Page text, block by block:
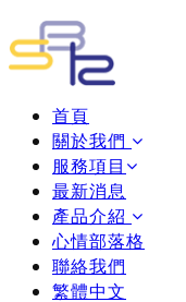
首頁
關於我們
服務項目
最新消息
產品介紹
心情部落格
聯絡我們
繁體中文